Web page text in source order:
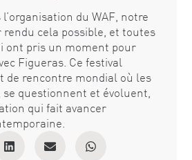
du WAF, notre
rendu cela possible, et toutes
ont pris un moment pour
Figueras. Ce festival
de rencontre mondial où les
se questionnent et évoluent,
qui fait avancer